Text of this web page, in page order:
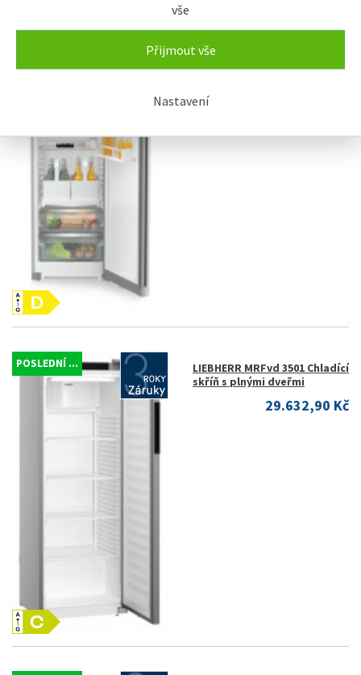
vše
Přijmout vše
Nastavení
LIEBHERR RDsfd 5220 Plus
Volně stojící chladnička s
EasyFresh
POSLEDNÍ ...
LIEBHERR MRFvd 3501 Chladící
skříň s plnými dveřmi
29.632,90 Kč